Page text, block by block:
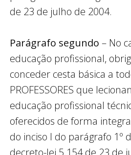
de 23 de julho de 2004.
Parágrafo segundo – No
educação profissional,
conceder cesta básica a
PROFESSORES que
educação profissional
oferecidos de forma
do inciso I do parágrafo 1º